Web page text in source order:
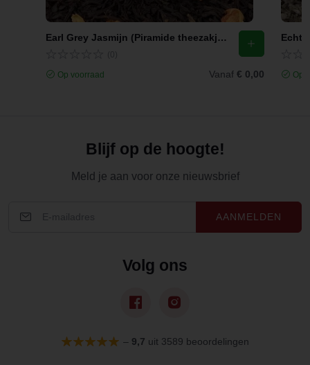
Earl Grey Jasmijn (Piramide theezakjes)
Op voorraad Vanaf € 0,00 Op
Blijf op de hoogte!
Meld je aan voor onze nieuwsbrief
AANMELDEN
Volg ons
– 9,7 uit 3589 beoordelingen